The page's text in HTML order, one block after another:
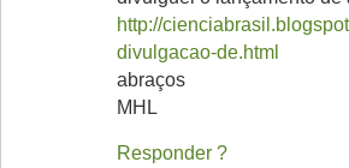
http://
divulgacao-de.html
abraços
MHL
Responder